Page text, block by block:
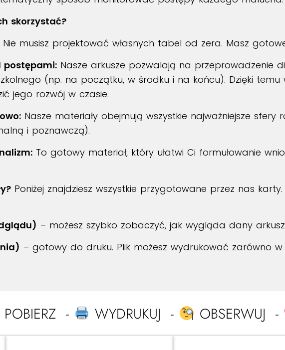
skorzystać?
Nie musisz projektować własnych tabel od zera. Masz
postępami: Nasze arkusze pozwalają na przeprowadzenie
(np. na początku, w środku i na końcu). Dzięki temu
jego rozwój w czasie.
Nasze materiały obejmują wszystkie najważniejsze sfery
i poznawczą).
To gotowy materiał, który ułatwi Ci formułowanie
Poniżej znajdziesz wszystkie przygotowane przez nas
– możesz szybko zobaczyć, jak wygląda dany
– gotowy do druku. Plik możesz wydrukować zarówno w
POBIERZ - WYDRUKUJ - OBSERWUJ -